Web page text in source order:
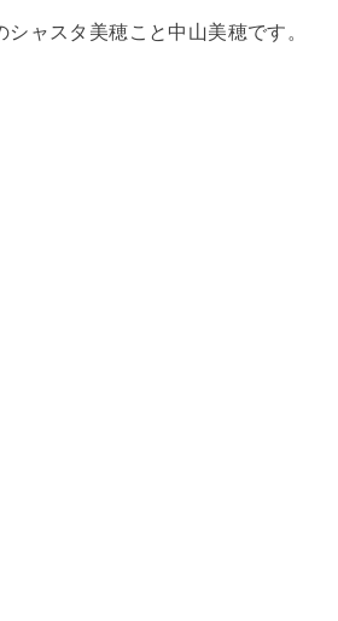
ャスタ美穂こと中山美穂です。